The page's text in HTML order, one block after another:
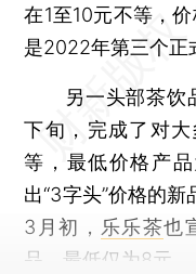
在1至10元不等，
是2022年第三个正
另一头部茶饮
下旬，完成了对
等，最低价格产
出“3字头”价格的新
3月初， 乐乐茶也
品，最低仅为8元。